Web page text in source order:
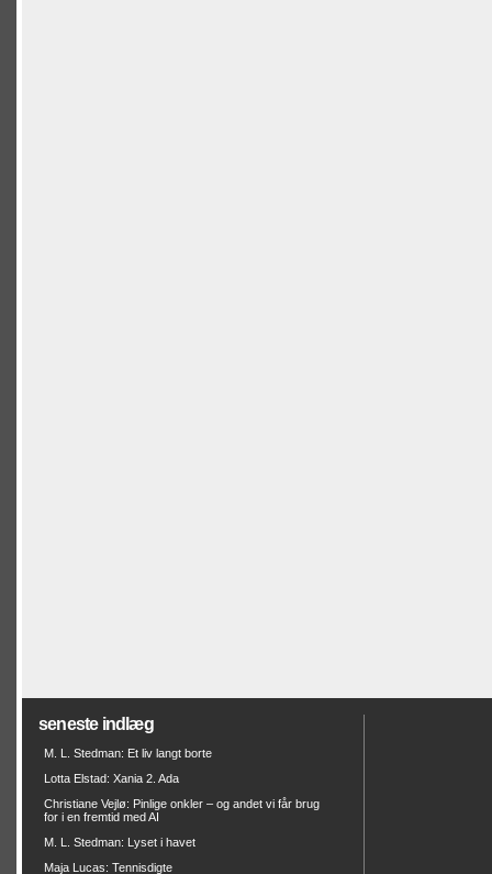
seneste indlæg
M. L. Stedman: Et liv langt borte
Lotta Elstad: Xania 2. Ada
Christiane Vejlø: Pinlige onkler – og andet vi får brug
for i en fremtid med AI
M. L. Stedman: Lyset i havet
Maja Lucas: Tennisdigte